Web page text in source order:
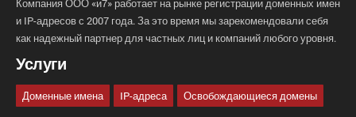
и IP-адресов с 2007 года. За это время мы зарекомендовали себя
как надежный партнер для частных лиц и компаний любого уровня.
Услуги
Доменные имена IP-адреса Освобождающиеся домены